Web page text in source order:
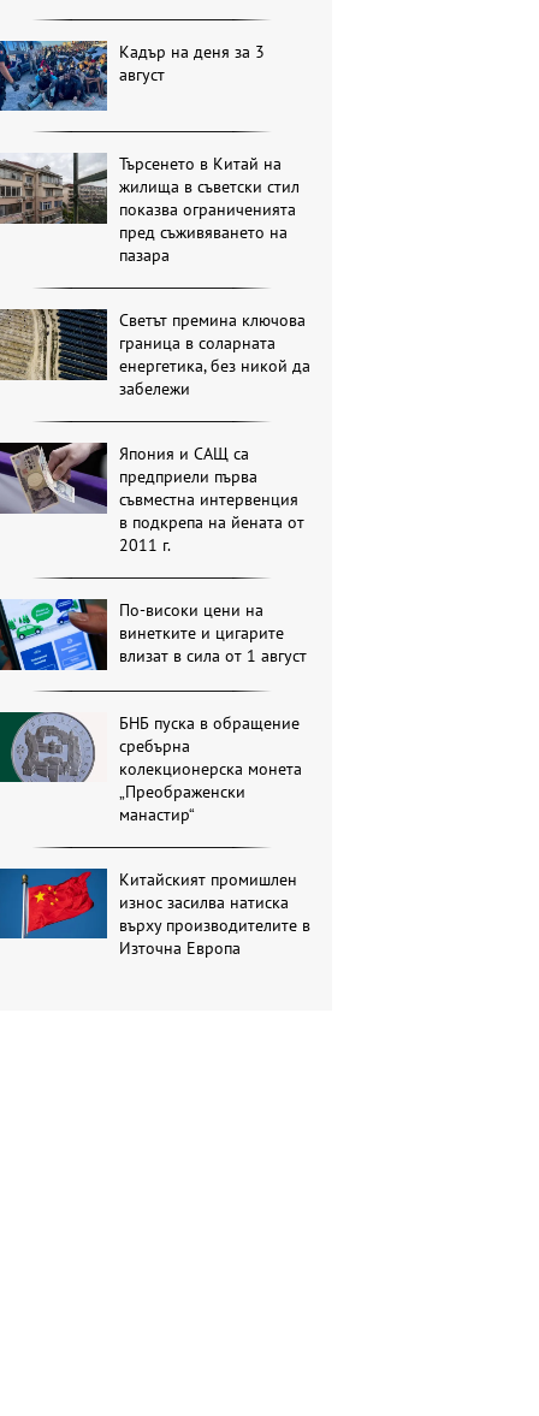
Кадър на деня за 3
август
Търсенето в Китай на
жилища в съветски стил
показва ограниченията
пред съживяването на
пазара
Светът премина ключова
граница в соларната
енергетика, без никой да
забележи
Япония и САЩ са
предприели първа
съвместна интервенция
в подкрепа на йената от
2011 г.
По-високи цени на
винетките и цигарите
влизат в сила от 1 август
БНБ пуска в обращение
сребърна
колекционерска монета
„Преображенски
манастир“
Китайският промишлен
износ засилва натиска
върху производителите в
Източна Европа